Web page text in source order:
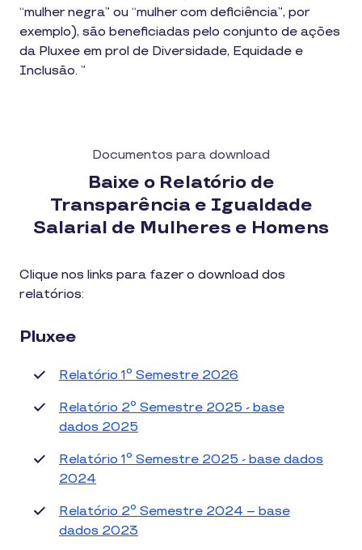
“mulher negra” ou “mulher com deficiência”, por
exemplo), são beneficiadas pelo conjunto de ações
da Pluxee em prol de Diversidade, Equidade e
Inclusão. ”
Documentos para download
Baixe o Relatório de
Transparência e Igualdade
Salarial de Mulheres e Homens
Clique nos links para fazer o download dos
relatórios:
Pluxee
Relatório 1º Semestre 2026
Relatório 2º Semestre 2025 - base
dados 2025
Relatório 1º Semestre 2025 - base dados
2024
Relatório 2º Semestre 2024 – base
dados 2023